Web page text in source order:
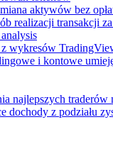
aktywów bez
realizacji transakcji
wykresów
i kontowe
najlepszych traderów
dochody z podziału